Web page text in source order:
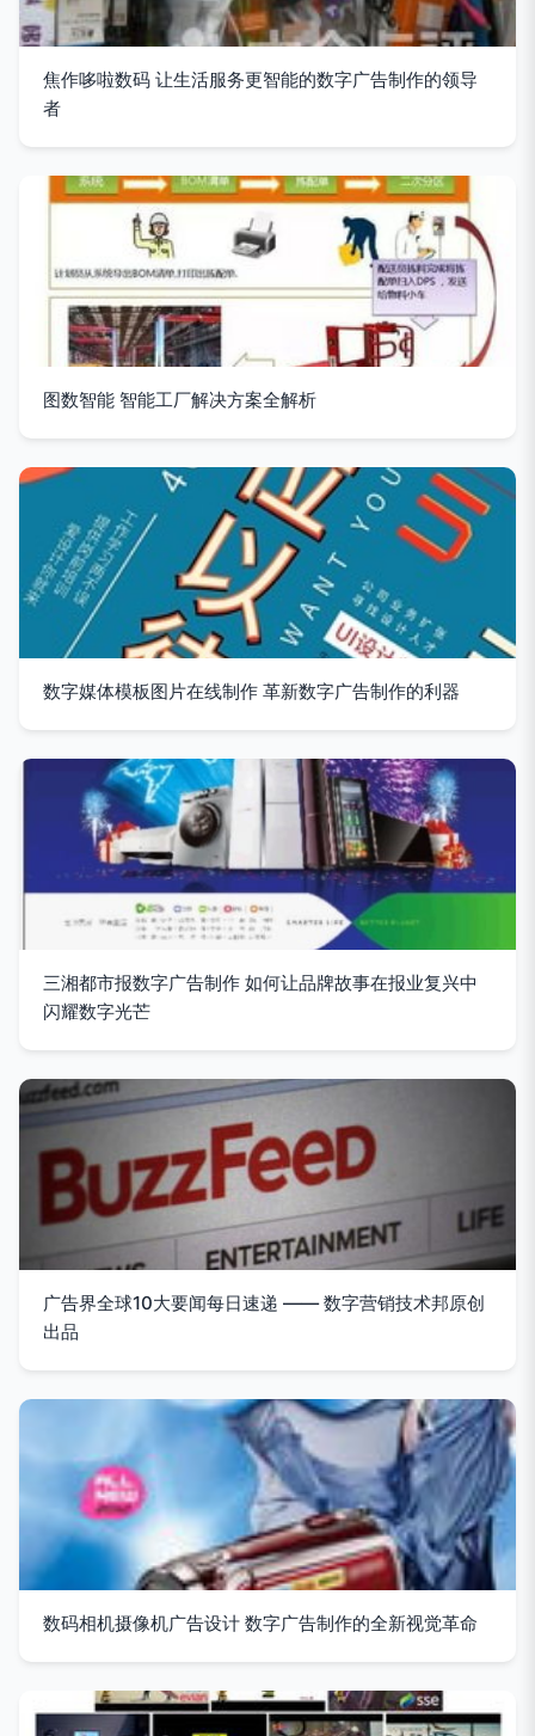
焦作哆啦数码 让生活服务更智能的数字广告制作的领导
者
图数智能 智能工厂解决方案全解析
数字媒体模板图片在线制作 革新数字广告制作的利器
三湘都市报数字广告制作 如何让品牌故事在报业复兴中
闪耀数字光芒
广告界全球10大要闻每日速递 —— 数字营销技术邦原创
出品
数码相机摄像机广告设计 数字广告制作的全新视觉革命